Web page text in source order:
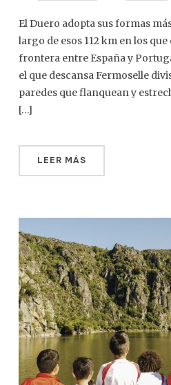
El Duero adopta sus formas
largo de esos 112 km en los
frontera entre España y
el que descansa Fermoselle
paredes que flanquean y
[…]
LEER MÁS